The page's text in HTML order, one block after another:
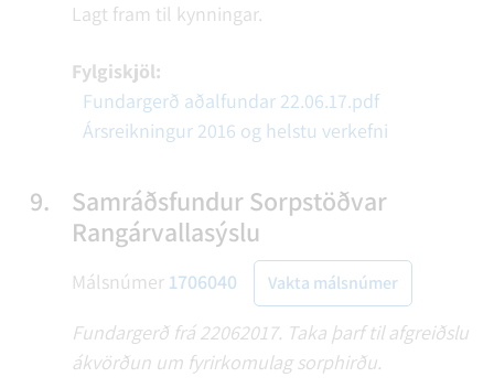
Lagt fram til kynningar.
Fylgiskjöl:
Fundargerð aðalfundar 22.06.17.pdf
Ársreikningur 2016 og helstu verkefni
9.
Samráðsfundur Sorpstöðvar
Rangárvallasýslu
Málsnúmer 1706040 Vakta málsnúmer
Fundargerð frá 22062017. Taka þarf til afgreiðslu
ákvörðun um fyrirkomulag sorphirðu.